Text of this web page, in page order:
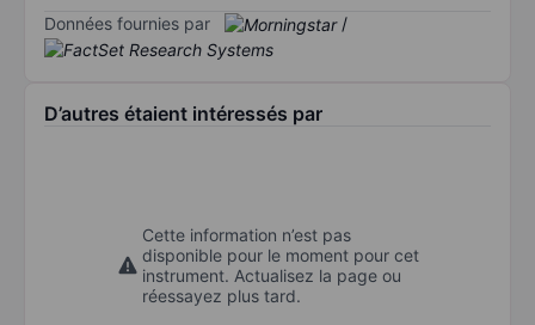
Données fournies par /
D’autres étaient intéressés par
Cette information n’est pas
disponible pour le moment pour cet
instrument. Actualisez la page ou
réessayez plus tard.